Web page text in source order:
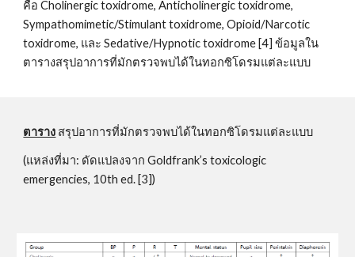
คือ Cholinergic toxidrome, Anticholinergic toxidrome,
Sympathomimetic/Stimulant toxidrome, Opioid/Narcotic
toxidrome, และ Sedative/Hypnotic toxidrome [4] ข้อมูลใน
ตารางสรุปอาการที่มักตรวจพบได้ในทอกซิโดรมแต่ละแบบ
ตาราง สรุปอาการที่มักตรวจพบได้ในทอกซิโดรมแต่ละแบบ
(แหล่งที่มา: ดัดแปลงจาก Goldfrank’s toxicologic
emergencies, 10th ed. [3])